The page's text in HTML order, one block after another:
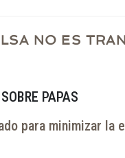
NO ES
PAPAS
para minimizar la